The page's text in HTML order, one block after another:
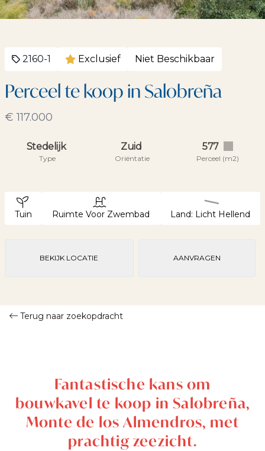
2160-1 Exclusief Niet Beschikbaar
Perceel te koop in Salobreña
€ 117.000
Stedelijk
Type
Zuid
Oriëntatie
577
Perceel (m2)
Tuin Ruimte Voor Zwembad Land: Licht Hellend
BEKIJK LOCATIE AANVRAGEN
Terug naar zoekopdracht
Fantastische kans om
bouwkavel te koop in Salobreña,
Monte de los Almendros, met
prachtig zeezicht.